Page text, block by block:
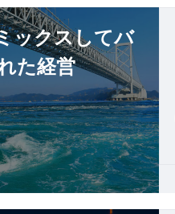
ックスしてバ
た経営